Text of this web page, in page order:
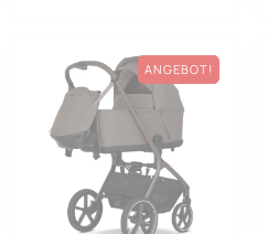
ANGEBOT!